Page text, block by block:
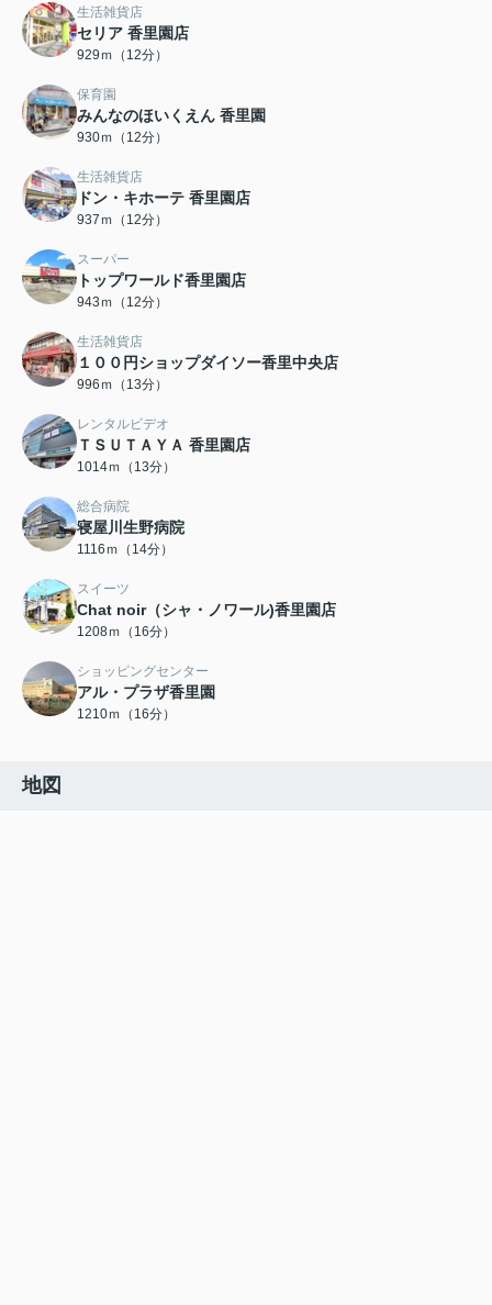
生活雑貨店
セリア 香里園店
929ｍ（12分）
保育園
みんなのほいくえん 香里園
930ｍ（12分）
生活雑貨店
ドン・キホーテ 香里園店
937ｍ（12分）
スーパー
トップワールド香里園店
943ｍ（12分）
生活雑貨店
１００円ショップダイソー香里中央店
996ｍ（13分）
レンタルビデオ
ＴＳＵＴＡＹＡ 香里園店
1014ｍ（13分）
総合病院
寝屋川生野病院
1116ｍ（14分）
スイーツ
Chat noir（シャ・ノワール)香里園店
1208ｍ（16分）
ショッピングセンター
アル・プラザ香里園
1210ｍ（16分）
地図